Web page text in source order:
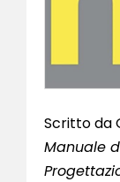
Scritto da
Manuale